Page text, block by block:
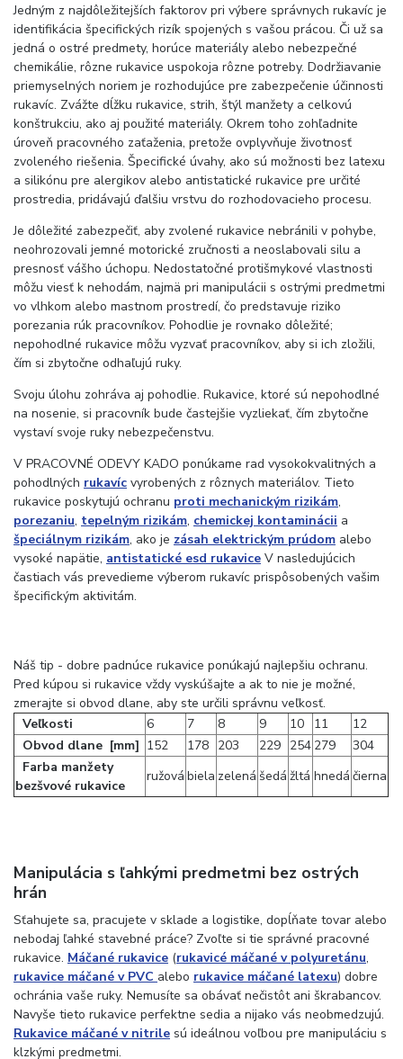
Jedným z najdôležitejších faktorov pri výbere správnych rukavíc je
identifikácia špecifických rizík spojených s vašou prácou. Či už sa
jedná o ostré predmety, horúce materiály alebo nebezpečné
chemikálie, rôzne rukavice uspokoja rôzne potreby. Dodržiavanie
priemyselných noriem je rozhodujúce pre zabezpečenie účinnosti
rukavíc. Zvážte dĺžku rukavice, strih, štýl manžety a celkovú
konštrukciu, ako aj použité materiály. Okrem toho zohľadnite
úroveň pracovného zaťaženia, pretože ovplyvňuje životnosť
zvoleného riešenia. Špecifické úvahy, ako sú možnosti bez latexu
a silikónu pre alergikov alebo antistatické rukavice pre určité
prostredia, pridávajú ďalšiu vrstvu do rozhodovacieho procesu.
Je dôležité zabezpečiť, aby zvolené rukavice nebránili v pohybe,
neohrozovali jemné motorické zručnosti a neoslabovali silu a
presnosť vášho úchopu. Nedostatočné protišmykové vlastnosti
môžu viesť k nehodám, najmä pri manipulácii s ostrými predmetmi
vo vlhkom alebo mastnom prostredí, čo predstavuje riziko
porezania rúk pracovníkov. Pohodlie je rovnako dôležité;
nepohodlné rukavice môžu vyzvať pracovníkov, aby si ich zložili,
čím si zbytočne odhaľujú ruky.
Svoju úlohu zohráva aj pohodlie. Rukavice, ktoré sú nepohodlné
na nosenie, si pracovník bude častejšie vyzliekať, čím zbytočne
vystaví svoje ruky nebezpečenstvu.
V PRACOVNÉ ODEVY KADO ponúkame rad vysokokvalitných a
pohodlných rukavíc vyrobených z rôznych materiálov. Tieto
rukavice poskytujú ochranu proti mechanickým rizikám,
porezaniu, tepelným rizikám, chemickej kontaminácii a
špeciálnym rizikám, ako je zásah elektrickým prúdom alebo
vysoké napätie, antistatické esd rukavice V nasledujúcich
častiach vás prevedieme výberom rukavíc prispôsobených vašim
špecifickým aktivitám.
Náš tip - dobre padnúce rukavice ponúkajú najlepšiu ochranu.
Pred kúpou si rukavice vždy vyskúšajte a ak to nie je možné,
zmerajte si obvod dlane, aby ste určili správnu veľkosť.
Veľkosti
6 7 8 9 10 11
12
Obvod dlane [mm] 152 178 203 229 254 279
304
Farba manžety
bezšvové rukavice
ružová biela zelená šedá žltá hnedá čierna
Manipulácia s ľahkými predmetmi bez ostrých
hrán
Sťahujete sa, pracujete v sklade a logistike, dopĺňate tovar alebo
nebodaj ľahké stavebné práce? Zvoľte si tie správné pracovné
rukavice. Máčané rukavice (rukavicé máčané v polyuretánu,
rukavice máčané v PVC alebo rukavice máčané latexu) dobre
ochránia vaše ruky. Nemusíte sa obávať nečistôt ani škrabancov.
Navyše tieto rukavice perfektne sedia a nijako vás neobmedzujú.
Rukavice máčané v nitrile sú ideálnou voľbou pre manipuláciu s
klzkými predmetmi.